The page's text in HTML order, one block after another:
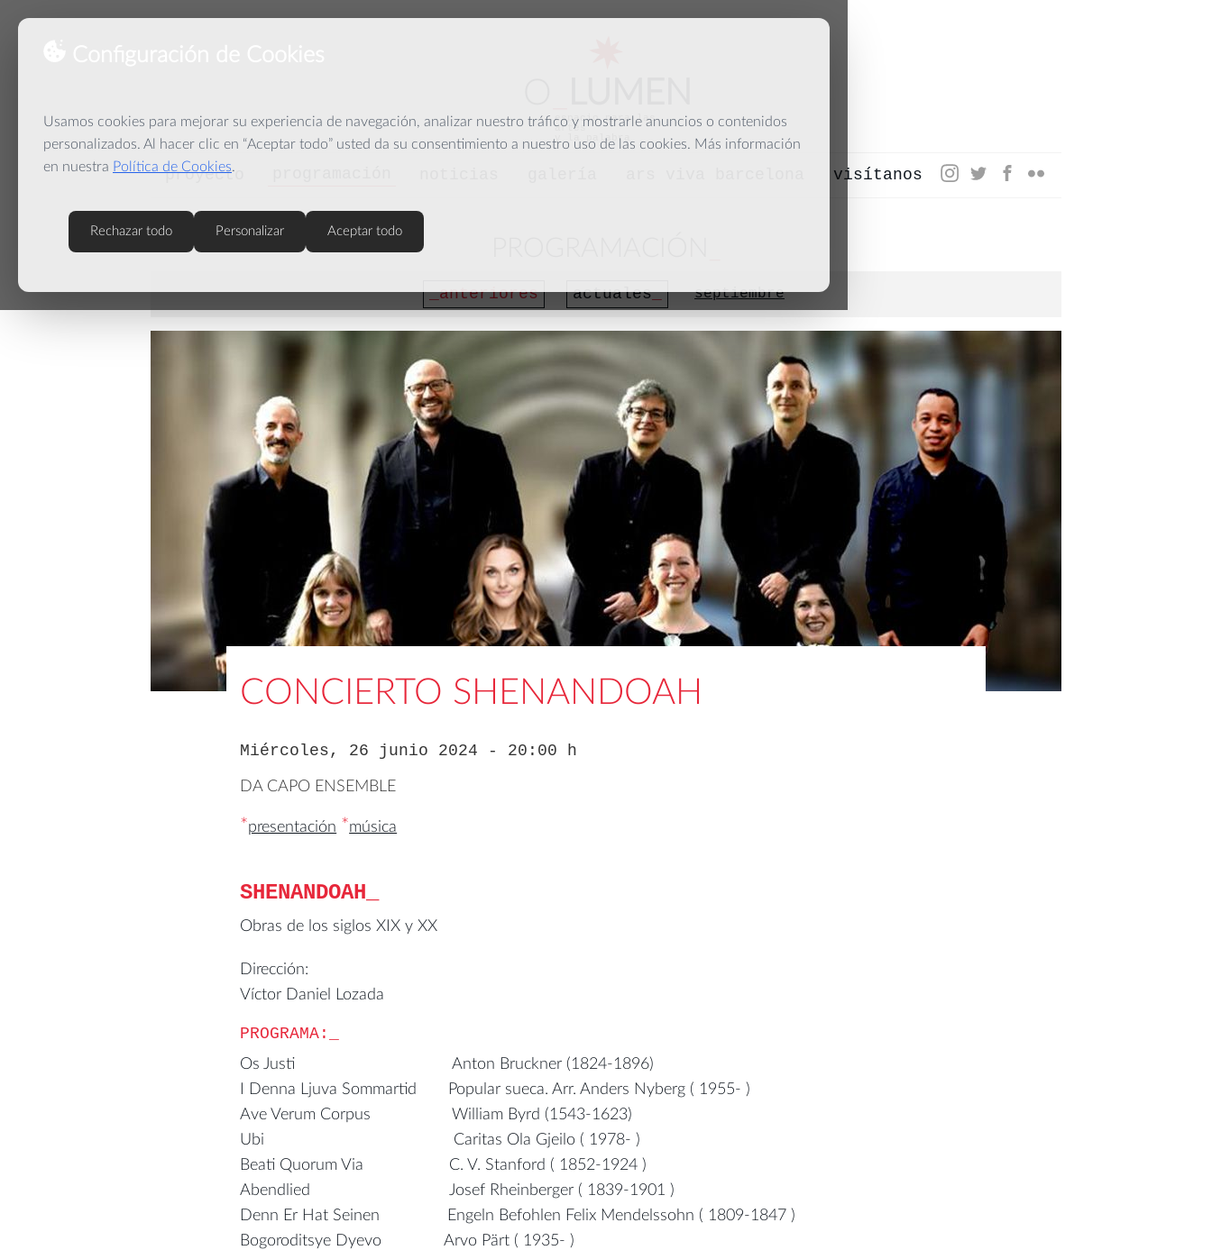
Usamos cookies para mejorar su experiencia de navegación, analizar nuestro tráfico y mostrarle anuncios o contenidos
personalizados. Al hacer clic en “Aceptar todo” usted da su consentimiento a nuestro uso de las cookies. Más información
en nuestra Política de Cookies.
Rechazar todo Personalizar Aceptar todo
espacio para las
artes
y la palabra
proyecto visítanos
anteriores actuales septiembre
CONCIERTO SHENANDOAH
Miércoles, 26 junio 2024 - 20:00 h
DA CAPO ENSEMBLE
*presentación *música
SHENANDOAH
Obras de los siglos XIX y XX
Dirección:
Víctor Daniel Lozada
PROGRAMA:
Os Justi Anton Bruckner (1824-1896)
I Denna Ljuva Sommartid Popular sueca. Arr. Anders Nyberg ( 1955- )
Ave Verum Corpus William Byrd (1543-1623)
Ubi Caritas Ola Gjeilo ( 1978- )
Beati Quorum Via C. V. Stanford ( 1852-1924 )
Abendlied Josef Rheinberger ( 1839-1901 )
Denn Er Hat Seinen Engeln Befohlen Felix Mendelssohn ( 1809-1847 )
Bogoroditsye Dyevo Arvo Pärt ( 1935- )